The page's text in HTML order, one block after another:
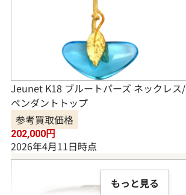
Jeunet K18 ブルートパーズ ネックレス/
ペンダントトップ
参考買取価格
202,000円
2026年4月11日時点
もっと見る